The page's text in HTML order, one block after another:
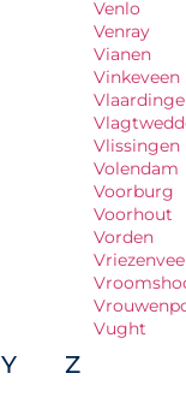
Venlo
Venray
Vianen
Vinkeveen
Vlissingen
Volendam
Voorburg
Voorhout
Vorden
Vught
Y Z